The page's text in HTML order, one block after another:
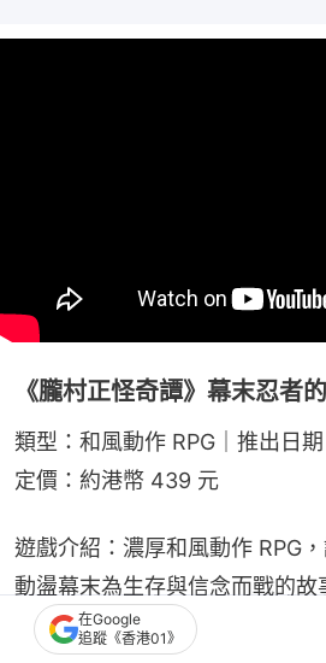
《朧村正怪奇譚》幕末忍者
類型：和風動作 RPG｜推出日
定價：約港幣 439 元
遊戲介紹：濃厚和風動作 RPG
動盪幕末為生存與信念而戰的故
結合華麗忍術、刀劍斬擊與飛
在Google
追蹤《香港01》